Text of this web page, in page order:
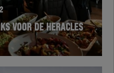
VOOR DE HERACLES